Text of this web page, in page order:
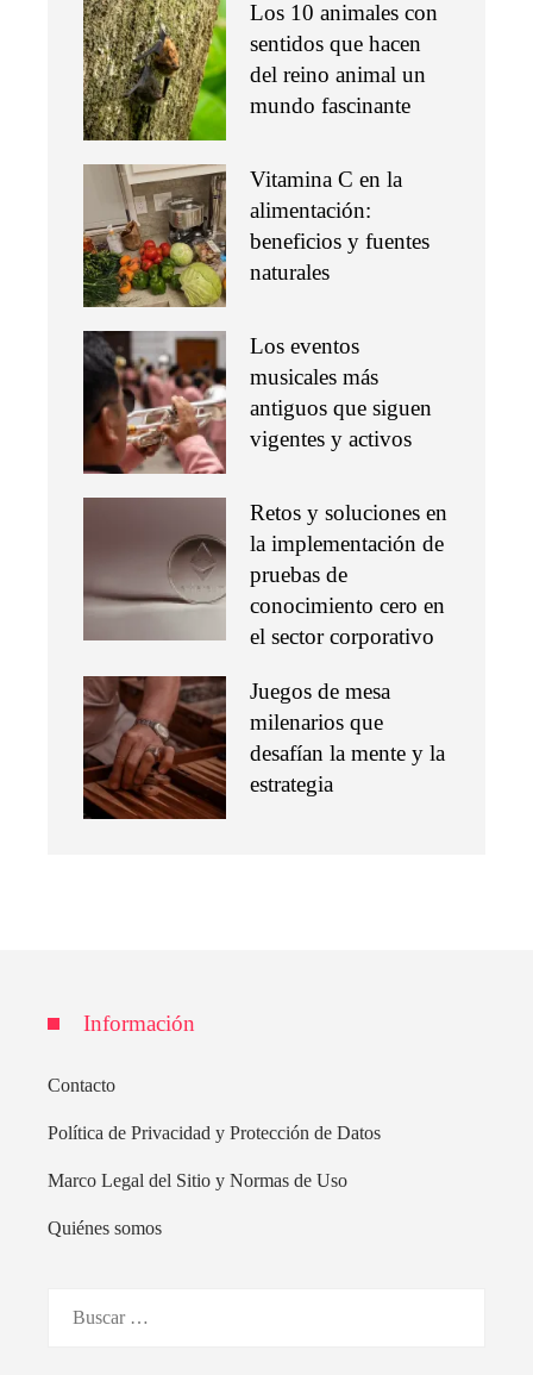
Los 10 animales con
sentidos que hacen
del reino animal un
mundo fascinante
Vitamina C en la
alimentación:
beneficios y fuentes
naturales
Los eventos
musicales más
antiguos que siguen
vigentes y activos
Retos y soluciones en
la implementación de
pruebas de
conocimiento cero en
el sector corporativo
Juegos de mesa
milenarios que
desafían la mente y la
estrategia
Información
Contacto
Política de Privacidad y Protección de Datos
Marco Legal del Sitio y Normas de Uso
Quiénes somos